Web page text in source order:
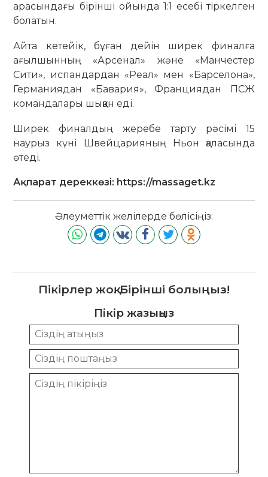
арасындағы бірінші ойында 1:1 есебі тіркелген
болатын.
Айта кетейік, бұған дейін ширек финалға
ағылшынның «Арсенал» және «Манчестер
Сити», испандардан «Реал» мен «Барселона»,
Германиядан «Бавария», Франциядан ПСЖ
командалары шыққан еді.
Ширек финалдың жеребе тарту рәсімі 15
наурыз күні Швейцарияның Ньон қаласында
өтеді.
Ақпарат дереккөзі: https://massaget.kz
Әлеуметтік желілерде бөлісіңіз:
Пікірлер жоқ. Бірінші болыңыз!
Пікір жазыңыз